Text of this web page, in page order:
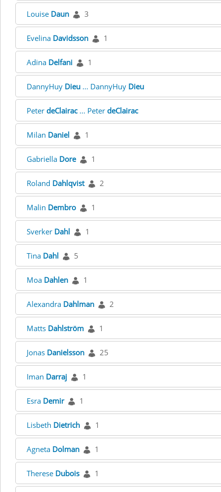
Louise Daun 3
Evelina Davidsson 1
Adina Delfani 1
DannyHuy Dieu ... DannyHuy Dieu
Peter deClairac... Peter deClairac
Milan Daniel 1
Gabriella Dore 1
Roland Dahlqvist 2
Malin Dembro 1
Sverker Dahl 1
Tina Dahl 5
Moa Dahlen 1
Alexandra Dahlman 2
Matts Dahlström 1
Jonas Danielsson 25
Iman Darraj 1
Esra Demir 1
Lisbeth Dietrich 1
Agneta Dolman 1
Therese Dubois 1